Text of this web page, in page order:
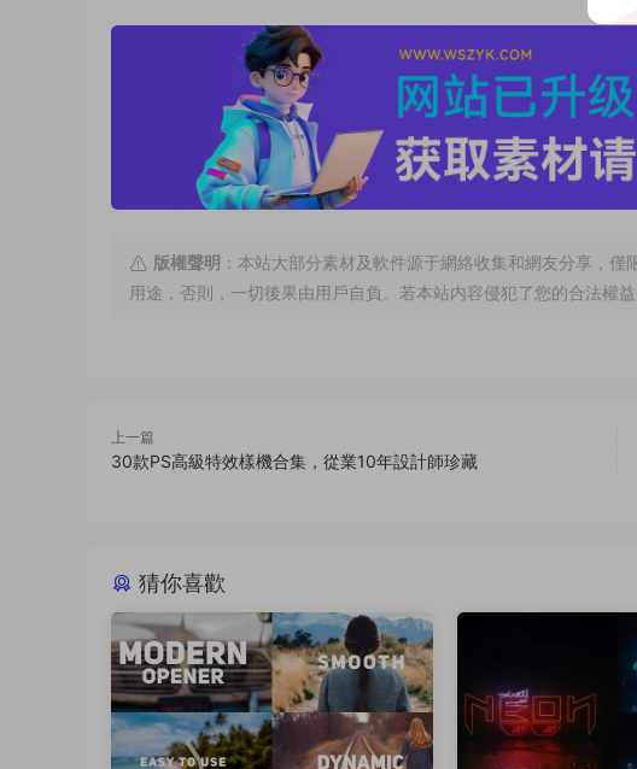
版權聲明 ：本站大部分素材及軟件源于網絡收集和網友分享，
用途，否則，一切後果由用戶自負。若本站内容侵犯了您的合法權
上一篇
30款PS高級特效樣機合集，從業10年設計師珍藏
猜你喜歡